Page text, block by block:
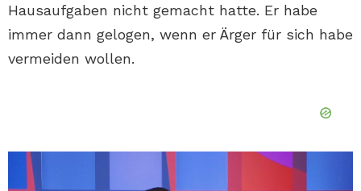
Hausaufgaben nicht gemacht hatte. Er habe
immer dann gelogen, wenn er Ärger für sich habe
vermeiden wollen.